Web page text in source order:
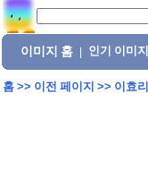
이미지 홈 인기 이미지
홈>> 이전 페이지 >> 이효